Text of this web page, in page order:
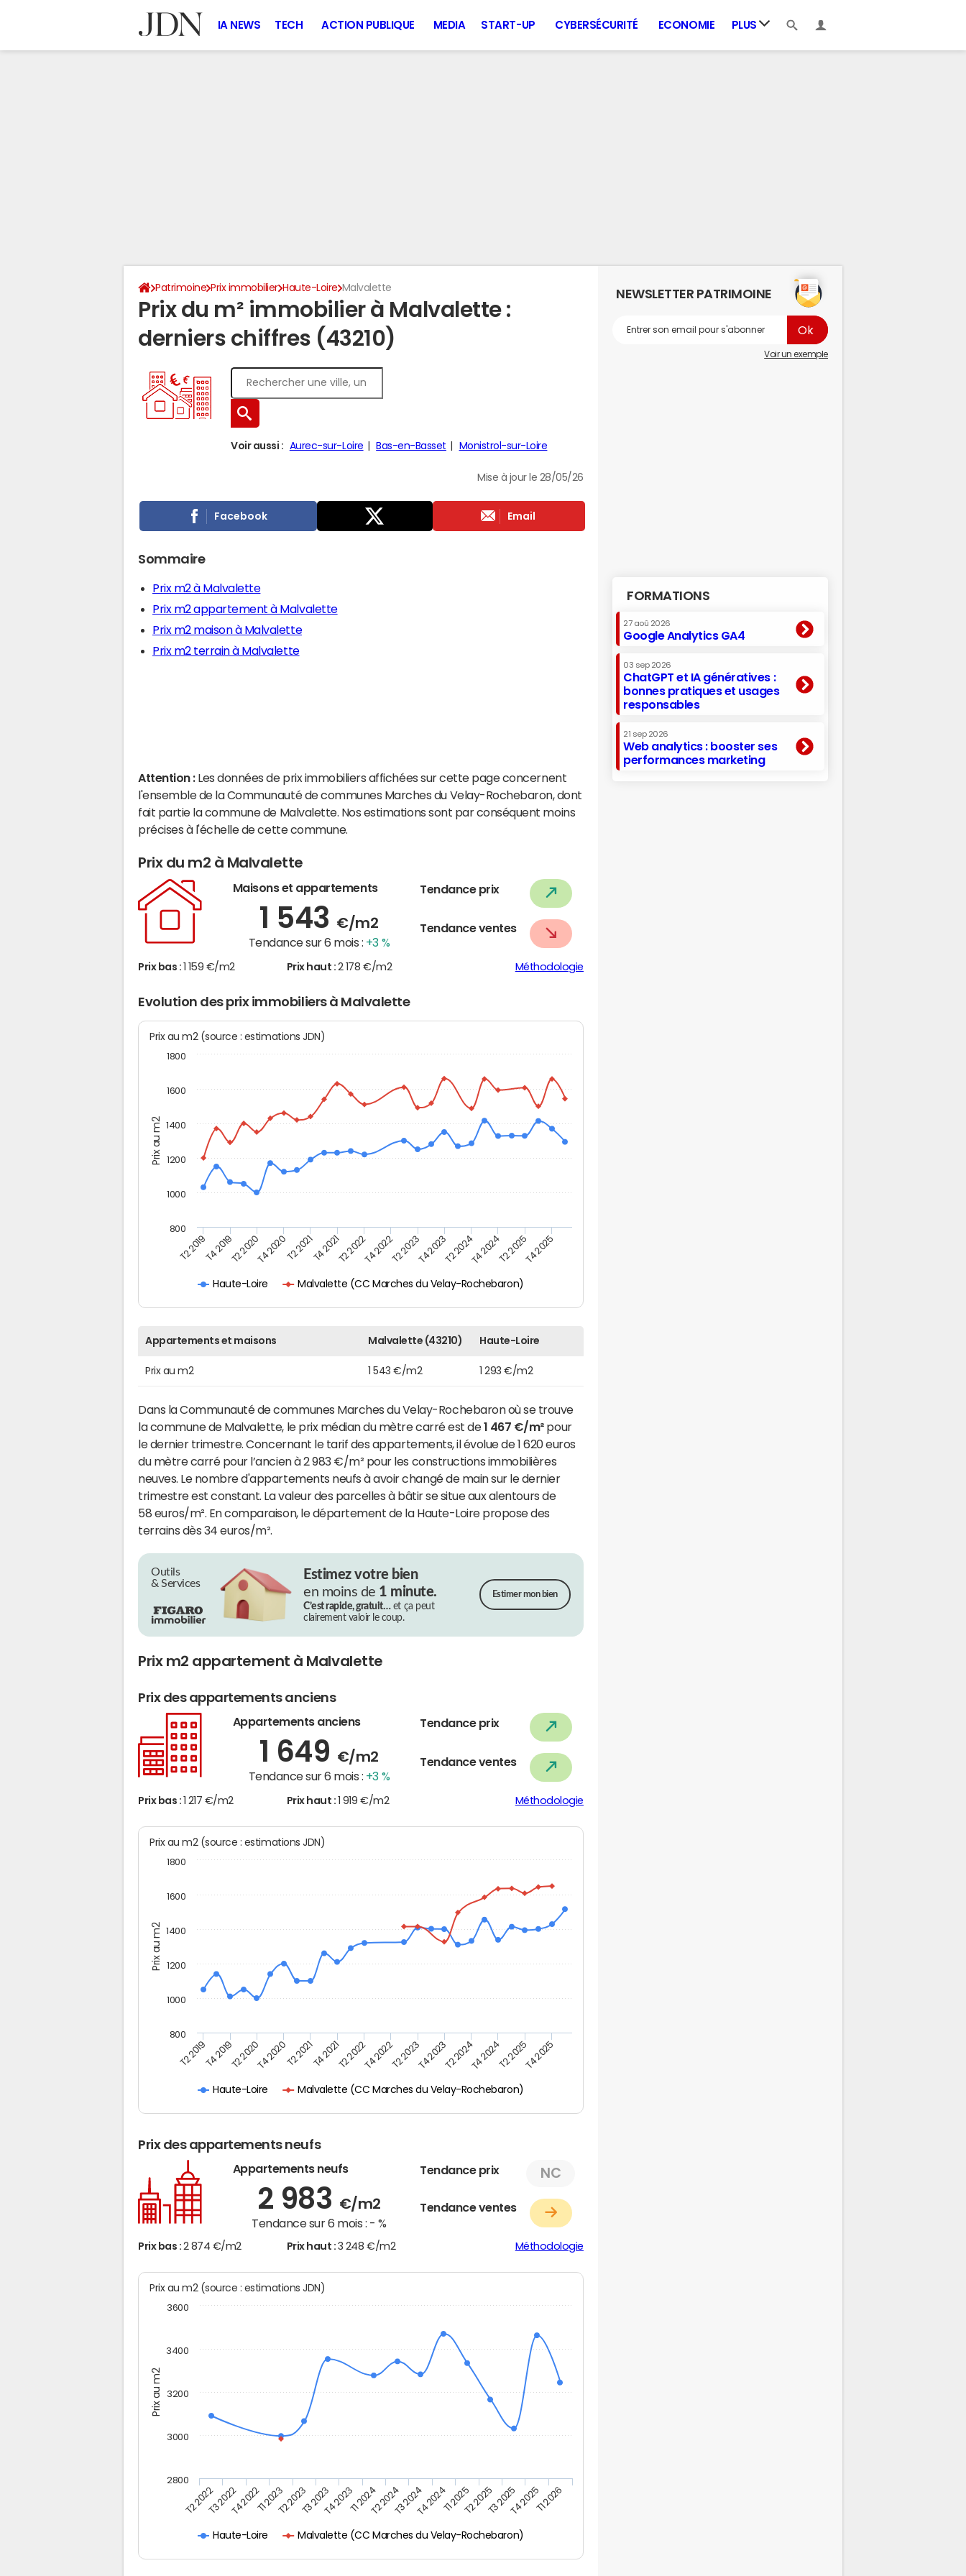
IA NEWS TECH ACTION PUBLIQUE MEDIA START-UP CYBERSÉCURITÉ ECONOMIE PLUS
Patrimoine Prix immobilier Haute-Loire Malvalette
Prix du m² immobilier à Malvalette :
derniers chiffres (43210)
Voir aussi : Aurec-sur-Loire Bas-en-Basset Monistrol-sur-Loire
Mise à jour le 28/05/26
Facebook Email
Sommaire
Prix m2 à Malvalette
Prix m2 appartement à Malvalette
Prix m2 maison à Malvalette
Prix m2 terrain à Malvalette
Attention : Les données de prix immobiliers affichées sur cette page concernent
l'ensemble de la Communauté de communes Marches du Velay-Rochebaron, dont
fait partie la commune de Malvalette. Nos estimations sont par conséquent moins
précises à l'échelle de cette commune.
Prix du m2 à Malvalette
Maisons et appartements
1 543 €/m2
Tendance sur 6 mois : +3 %
Tendance prix
Tendance ventes
Prix bas : 1 159 €/m2 Prix haut : 2 178 €/m2 Méthodologie
Evolution des prix immobiliers à Malvalette
Prix au m2
Prix au m2 (source : estimations JDN)
Haute-Loire Malvalette (CC Marches du Velay-Rochebaron)
T2 2019T4 2019T2 2020T4 2020T2 2021T4 2021T2 2022T4 2022T2 2023T4 2023T2 2024T4 2024T2 2025T4 2025
800
1000
1200
1400
1600
1800
Appartements et maisons Malvalette (43210) Haute-Loire
Prix au m2 1 543 €/m2 1 293 €/m2
Dans la Communauté de communes Marches du Velay-Rochebaron où se trouve
la commune de Malvalette, le prix médian du mètre carré est de1 467 €/m²pour
le dernier trimestre. Concernant le tarif des appartements, il évolue de 1 620 euros
du mètre carré pour l’ancien à 2 983 €/m² pour les constructions immobilières
neuves. Le nombre d'appartements neufs à avoir changé de main sur le dernier
trimestre est constant. La valeur des parcelles à bâtir se situe aux alentours de
58 euros/m². En comparaison, le département de la Haute-Loire propose des
terrains dès 34 euros/m².
Outils
& Services
Estimez votre bien
en moins de 1 minute.
C’est rapide, gratuit…et ça peut
clairement valoir le coup.
Estimer mon bien
Prix m2 appartement à Malvalette
Prix des appartements anciens
Appartements anciens
1 649 €/m2
Tendance sur 6 mois : +3 %
Tendance prix
Tendance ventes
Prix bas : 1 217 €/m2 Prix haut : 1 919 €/m2 Méthodologie
Prix au m2
Prix au m2 (source : estimations JDN)
Haute-Loire Malvalette (CC Marches du Velay-Rochebaron)
T2 2019T4 2019T2 2020T4 2020T2 2021T4 2021T2 2022T4 2022T2 2023T4 2023T2 2024T4 2024T2 2025T4 2025
800
1000
1200
1400
1600
1800
Prix des appartements neufs
Appartements neufs
2 983 €/m2
Tendance sur 6 mois : - %
Tendance prix NC
Tendance ventes
Prix bas : 2 874 €/m2 Prix haut : 3 248 €/m2 Méthodologie
Prix au m2
Prix au m2 (source : estimations JDN)
Haute-Loire Malvalette (CC Marches du Velay-Rochebaron)
T2 2022T3 2022T4 2022T1 2023T2 2023T3 2023T4 2023T1 2024T2 2024T3 2024T4 2024T1 2025T2 2025T3 2025T4 2025T1 2026
3000
3200
3400
2800
3600
NEWSLETTER PATRIMOINE
Voir un exemple
FORMATIONS
27 aoû 2026
Google Analytics GA4
03 sep 2026
ChatGPT et IA génératives :
bonnes pratiques et usages
responsables
21 sep 2026
Web analytics : booster ses
performances marketing